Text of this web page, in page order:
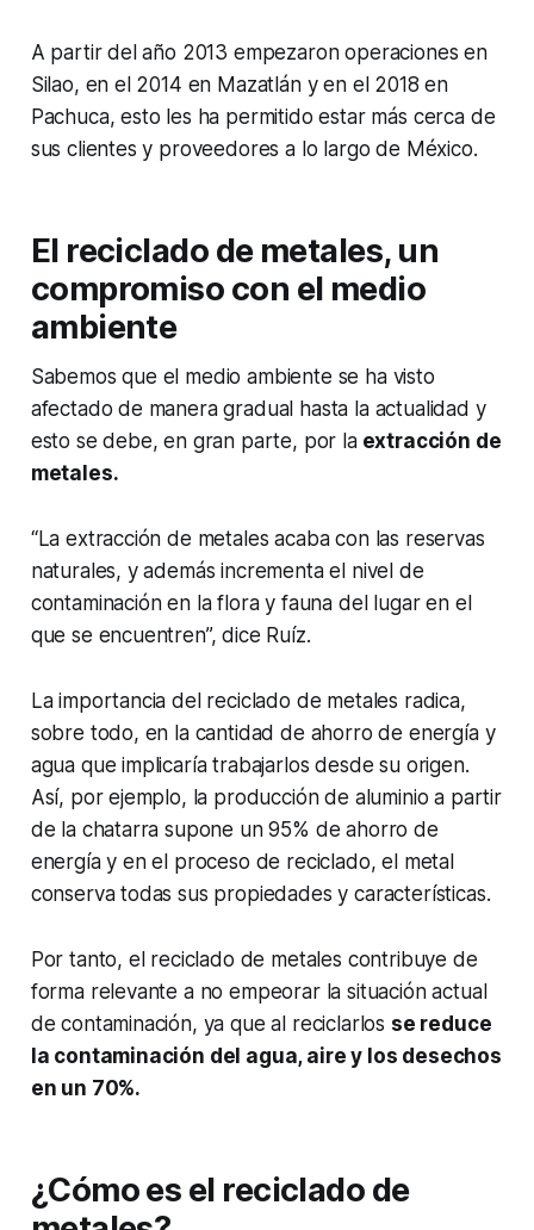
A partir del año 2013 empezaron operaciones en
Silao, en el 2014 en Mazatlán y en el 2018 en
Pachuca, esto les ha permitido estar más cerca de
sus clientes y proveedores a lo largo de México.
El reciclado de metales, un
compromiso con el medio
ambiente
Sabemos que el medio ambiente se ha visto
afectado de manera gradual hasta la actualidad y
esto se debe, en gran parte, por laextracción de
metales.
“La extracción de metales acaba con las reservas
naturales, y además incrementa el nivel de
contaminación en la flora y fauna del lugar en el
que se encuentren”, dice Ruíz.
La importancia del reciclado de metales radica,
sobre todo, en la cantidad de ahorro de energía y
agua que implicaría trabajarlos desde su origen.
Así, por ejemplo, la producción de aluminio a partir
de la chatarra supone un 95% de ahorro de
energía y en el proceso de reciclado, el metal
conserva todas sus propiedades y características.
Por tanto, el reciclado de metales contribuye de
forma relevante a no empeorar la situación actual
de contaminación, ya que al reciclarlos se reduce
la contaminación del agua, aire y los desechos
en un 70%.
¿Cómo es el reciclado de